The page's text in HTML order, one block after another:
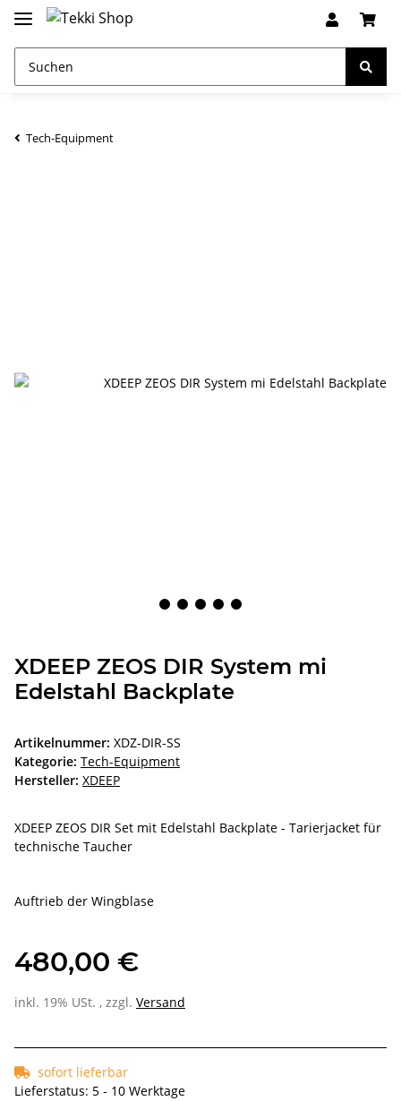
Tech-Equipment
XDEEP ZEOS DIR System mi
Edelstahl Backplate
Artikelnummer: XDZ-DIR-SS
Kategorie: Tech-Equipment
Hersteller: XDEEP
XDEEP ZEOS DIR Set mit Edelstahl Backplate - Tarierjacket für
technische Taucher
Auftrieb der Wingblase
480,00 €
inkl. 19% USt. , zzgl. Versand
sofort lieferbar
Lieferstatus: 5 - 10 Werktage